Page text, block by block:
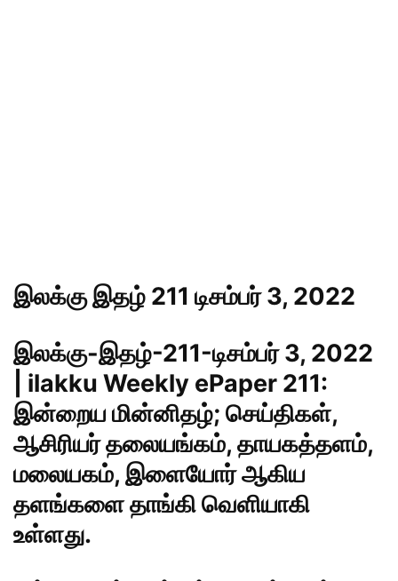
இலக்கு இதழ் 211 டிசம்பர் 3, 2022
இலக்கு-இதழ்-211-டிசம்பர் 3, 2022
| ilakku Weekly ePaper 211:
இன்றைய மின்னிதழ்; செய்திகள்,
ஆசிரியர் தலையங்கம், தாயகத்தளம்,
மலையகம், இளையோர் ஆகிய
தளங்களை தாங்கி வெளியாகி
உள்ளது.